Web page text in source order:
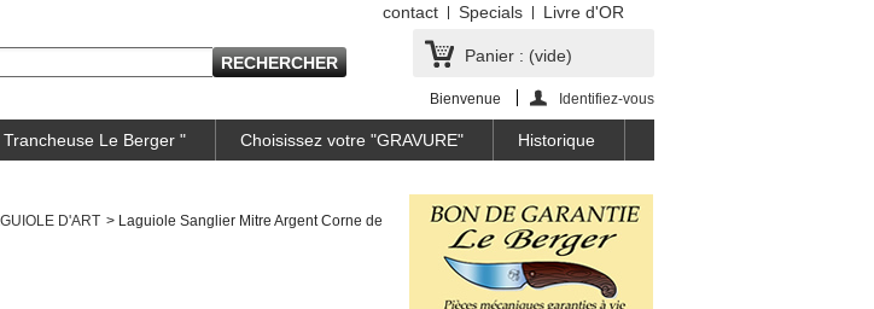
contact Specials Livre d'OR
Panier : (vide)
Bienvenue Identifiez-vous
Le Berger " Choisissez votre "GRAVURE" Historique
D'ART > Laguiole Sanglier Mitre Argent Corne de